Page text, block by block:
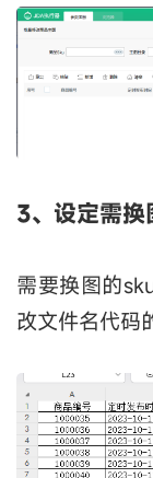
3、设定需
需要换图的
改文件名代码